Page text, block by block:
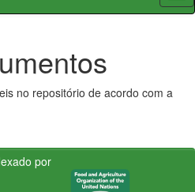
no repositório de acordo com a
por